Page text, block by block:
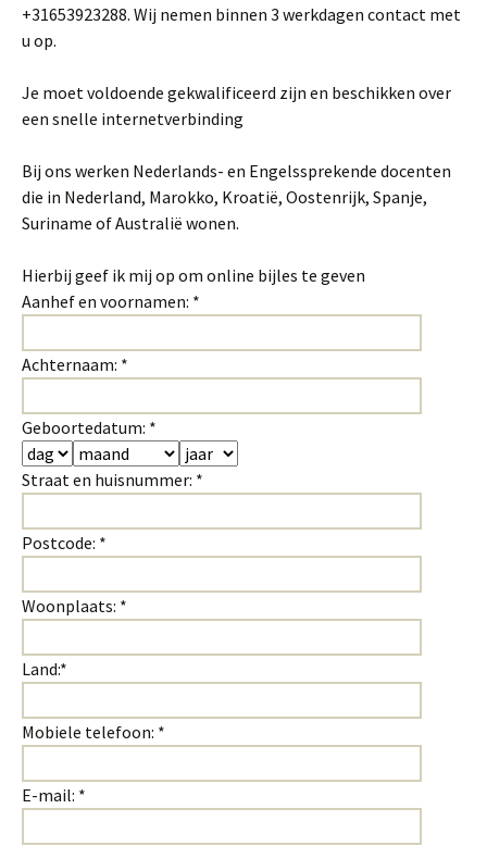
+31653923288. Wij nemen binnen 3 werkdagen contact met
u op.
Je moet voldoende gekwalificeerd zijn en beschikken over
een snelle internetverbinding
Bij ons werken Nederlands- en Engelssprekende docenten
die in Nederland, Marokko, Kroatië, Oostenrijk, Spanje,
Suriname of Australië wonen.
Hierbij geef ik mij op om online bijles te geven
Aanhef en voornamen: *
Achternaam: *
Geboortedatum: *
Straat en huisnummer: *
Postcode: *
Woonplaats: *
Land:*
Mobiele telefoon: *
E-mail: *